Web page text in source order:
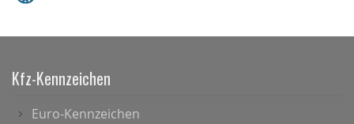
Kfz-Kennzeichen
Euro-Kennzeichen